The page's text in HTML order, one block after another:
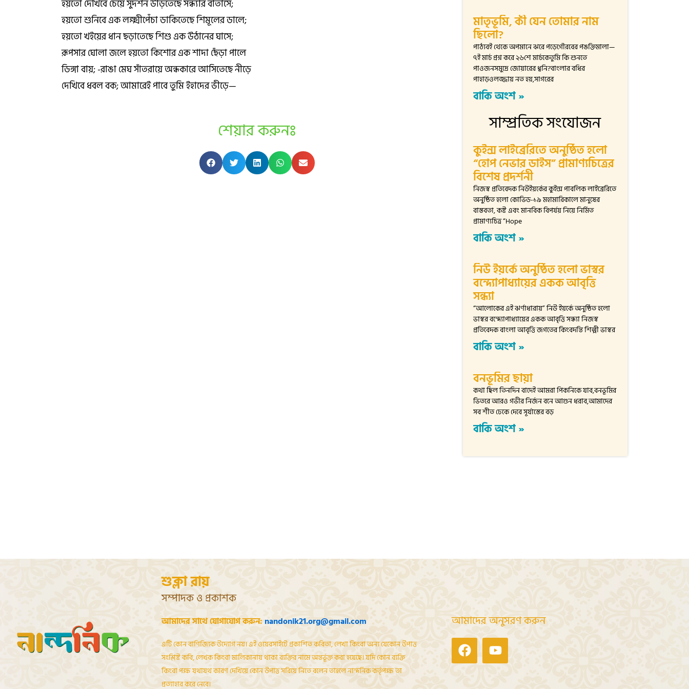
হয়তো দেখিবে চেয়ে সুদর্শন উড়িতেছে সন্ধ্যার বাতাসে;
হয়তো শুনিবে এক লক্ষ্মীপেঁচা ডাকিতেছে শিমূলের ডালে;
হয়তো খইয়ের ধান ছড়াতেছে শিশু এক উঠানের ঘাসে;
রূপসার ঘোলা জলে হয়তো কিশোর এক শাদা ছেঁড়া পালে
ডিঙ্গা বায়; -রাঙা মেঘ সাঁতরায়ে অন্ধকারে আসিতেছে নীড়ে
দেখিবে ধবল বক; আমারেই পাবে তুমি ইহাদের ভীড়ে—
শেয়ার করুনঃ
মাতৃভূমি, কী যেন তোমার নাম
ছিলো?
পাঠ্যবই থেকে অপমানে ঝরে পড়েগৌরবের পঙক্তিমালা—
৭ই মার্চ প্রশ্ন করে ২৬শে মার্চকেতুমি কি শুনতে
পাওজনসমুদ্রে জোয়ারের ধ্বনি?বাংলার বধির
পাহাড়ওলজ্জায় নত হয়,সাগরের
বাকি অংশ »
সাম্প্রতিক সংযোজন
কুইন্স লাইব্রেরিতে অনুষ্ঠিত হলো
“হোপ নেভার ডাইস” প্রামাণ্যচিত্রের
বিশেষ প্রদর্শনী
নিজস্ব প্রতিবেদক নিউইয়র্কের কুইন্স পাবলিক লাইব্রেরিতে
অনুষ্ঠিত হলো কোভিড-১৯ মহামারিকালে মানুষের
বাস্তবতা, কষ্ট এবং মানবিক বিপর্যয় নিয়ে নির্মিত
প্রামাণ্যচিত্র “Hope
বাকি অংশ »
নিউ ইয়র্কে অনুষ্ঠিত হলো ভাস্বর
বন্দ্যোপাধ্যায়ের একক আবৃত্তি
সন্ধ্যা
“আলোকের এই ঝর্ণাধারায়” নিউ ইয়র্কে অনুষ্ঠিত হলো
ভাস্বর বন্দ্যোপাধ্যায়ের একক আবৃত্তি সন্ধ্যা নিজস্ব
প্রতিবেদক বাংলা আবৃত্তি জগতের কিংবদন্তি শিল্পী ভাস্বর
বাকি অংশ »
বনভূমির ছায়া
কথা ছিল তিনদিন বাদেই আমরা পিকনিকে যাব,বনভূমির
ভিতরে আরও গভীর নির্জন বনে আগুন ধরাব,আমাদের
সব শীত ঢেকে দেবে সূর্যাস্তের বড়
বাকি অংশ »
শুক্লা রায়
সম্পাদক ও প্রকাশক
আমাদের সাথে যোগাযোগ করুন: nandonik21.org@gmail.com
এটি কোন বাণিজ্যিক উদ্যোগ নয়। এই ওয়েবসাইটে প্রকাশিত কবিতা, লেখা কিংবা অন্য যেকোন উপাত্ত
সংশ্লিষ্ট কবি, লেখক কিংবা মালিকানায় থাকা ব্যক্তির নামে অন্তর্ভূক্ত করা হয়েছে। যদি কোন ব্যক্তি
কিংবা পক্ষ যথাযথ কারণ দেখিয়ে কোন উপাত্ত সরিয়ে নিতে বলেন তাহলে নান্দনিক কর্তৃপক্ষ তা
প্রত্যাহার করে নেবে।
আমাদের অনুসরণ করুন
FacebookYoutube